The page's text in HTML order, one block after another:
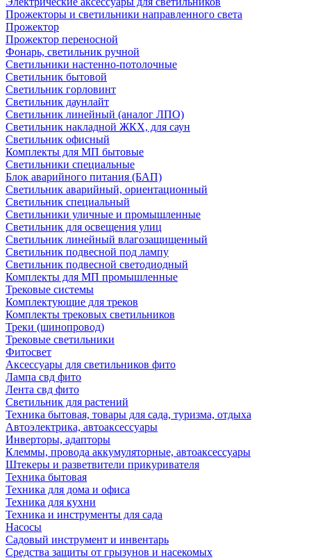
Прожекторы и светильники направленного света
Прожектор
Прожектор переносной
Фонарь, светильник ручной
Светильники настенно-потолочные
Светильник бытовой
Светильник горловинт
Светильник даунлайт
Светильник линейный (аналог ЛПО)
Светильник накладной ЖКХ, для саун
Светильник офисный
Комплекты для МП бытовые
Светильники специальные
Блок аварийного питания (БАП)
Светильник аварийный, ориентационный
Светильник специальный
Светильники уличные и промышленные
Светильник для освещения улиц
Светильник линейный влагозащищенный
Светильник подвесной под лампу
Светильник подвесной светодиодный
Комплекты для МП промышленные
Трековые системы
Комплектующие для треков
Комплекты трековых светильников
Треки (шинопровод)
Трековые светильники
Фитосвет
Аксессуары для светильников фито
Лампа свд фито
Лента свд фито
Светильник для растений
Техника бытовая, товары для сада, туризма, отдыха
Автоэлектрика, автоаксессуары
Инверторы, адапторы
Клеммы, провода аккумуляторные, автоаксессуары
Штекеры и разветвители прикуривателя
Техника бытовая
Техника для дома и офиса
Техника для кухни
Техника и инструменты для сада
Насосы
Садовый инструмент и инвентарь
Средства защиты от грызунов и насекомых